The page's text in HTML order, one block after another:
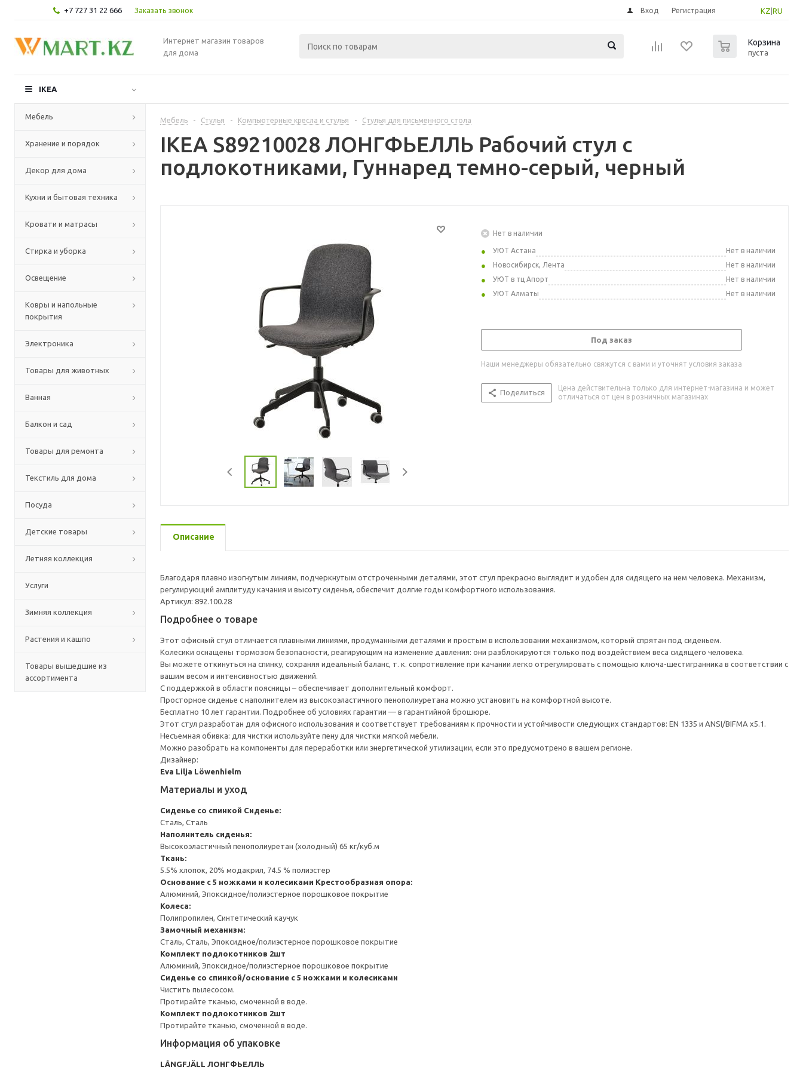
+7 727 31 22 666 Заказать звонок KZ RU
Вход Регистрация
Интернет магазин товаров
для дома
Корзина
пуста
IKEA
Мебель
Хранение и порядок
Декор для дома
Кухни и бытовая техника
Кровати и матрасы
Стирка и уборка
Освещение
Ковры и напольные
покрытия
Электроника
Товары для животных
Ванная
Балкон и сад
Товары для ремонта
Текстиль для дома
Посуда
Детские товары
Летняя коллекция
Услуги
Зимняя коллекция
Растения и кашпо
Товары вышедшие из
ассортимента
Мебель - Стулья - Компьютерные кресла и стулья - Стулья для письменного стола
IKEA S89210028 ЛОНГФЬЕЛЛЬ Рабочий стул с
подлокотниками, Гуннаред темно-серый, черный
Нет в наличии
УЮТ Астана
Нет в наличии
Новосибирск, Лента
Нет в наличии
УЮТ в тц Апорт
Нет в наличии
УЮТ Алматы
Нет в наличии
Под заказ
Наши менеджеры обязательно свяжутся с вами и уточнят условия заказа
Поделиться
Цена действительна только для интернет-магазина и может
отличаться от цен в розничных магазинах
Описание
Благодаря плавно изогнутым линиям, подчеркнутым отстроченными деталями, этот стул прекрасно выглядит и удобен для сидящего на нем человека. Механизм,
регулирующий амплитуду качания и высоту сиденья, обеспечит долгие годы комфортного использования.
Артикул: 892.100.28
Подробнее о товаре
Этот офисный стул отличается плавными линиями, продуманными деталями и простым в использовании механизмом, который спрятан под сиденьем.
Колесики оснащены тормозом безопасности, реагирующим на изменение давления: они разблокируются только под воздействием веса сидящего человека.
Вы можете откинуться на спинку, сохраняя идеальный баланс, т. к. сопротивление при качании легко отрегулировать с помощью ключа-шестигранника в соответствии с
вашим весом и интенсивностью движений.
С поддержкой в области поясницы – обеспечивает дополнительный комфорт.
Просторное сиденье с наполнителем из высокоэластичного пенополиуретана можно установить на комфортной высоте.
Бесплатно 10 лет гарантии. Подробнее об условиях гарантии — в гарантийной брошюре.
Этот стул разработан для офисного использования и соответствует требованиям к прочности и устойчивости следующих стандартов: EN 1335 и ANSI/BIFMA x5.1.
Несъемная обивка: для чистки используйте пену для чистки мягкой мебели.
Можно разобрать на компоненты для переработки или энергетической утилизации, если это предусмотрено в вашем регионе.
Дизайнер:
Eva Lilja Löwenhielm
Материалы и уход
Сиденье со спинкой Сиденье:
Сталь, Сталь
Наполнитель сиденья:
Высокоэластичный пенополиуретан (холодный) 65 кг/куб.м
Ткань:
5.5% хлопок, 20% модакрил, 74.5 % полиэстер
Основание с 5 ножками и колесиками Крестообразная опора:
Алюминий, Эпоксидное/полиэстерное порошковое покрытие
Колеса:
Полипропилен, Синтетический каучук
Замочный механизм:
Сталь, Сталь, Эпоксидное/полиэстерное порошковое покрытие
Комплект подлокотников 2шт
Алюминий, Эпоксидное/полиэстерное порошковое покрытие
Сиденье со спинкой/основание с 5 ножками и колесиками
Чистить пылесосом.
Протирайте тканью, смоченной в воде.
Комплект подлокотников 2шт
Протирайте тканью, смоченной в воде.
Информация об упаковке
LÅNGFJÄLL ЛОНГФЬЕЛЛЬ